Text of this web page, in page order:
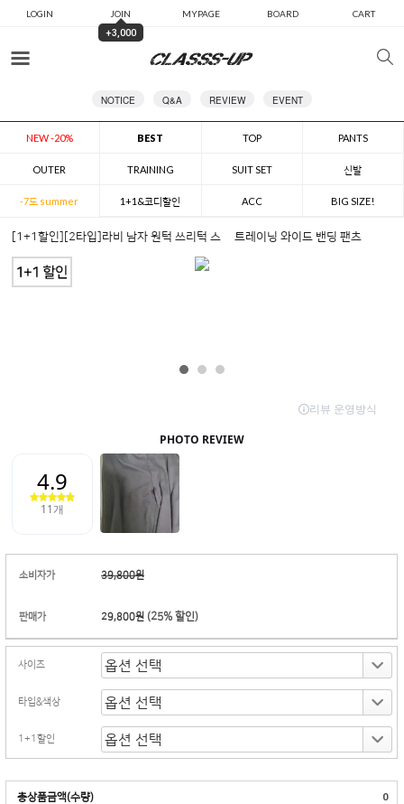
LOGIN JOIN MYPAGE BOARD CART
+3,000
NOTICE Q&A REVIEW EVENT
NEW -20% BEST TOP PANTS
OUTER TRAINING SUIT SET 신발
-7도 summer 1+1&코디할인 ACC BIG SIZE!
[1+1할인][2타입]라비 남자 원턱 쓰리턱 스웻 트레이닝 와이드 밴딩 팬츠
소비자가 39,800원
판매가 29,800원 (25% 할인)
사이즈
타입&색상
1+1할인
총상품금액(수량) 0